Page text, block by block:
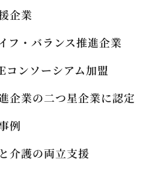
企業
フ・バランス推進企業
コンソーシアム加盟
企業の二つ星企業に認定
例
介護の両立支援